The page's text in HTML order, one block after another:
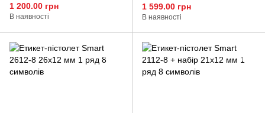
1 200.00 грн
В наявності
1 599.00 грн
В наявності